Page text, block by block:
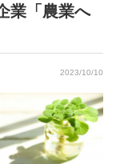
業「農業へ
2023/10/10